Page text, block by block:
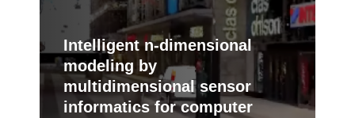
Intelligent n-dimensional
modeling by
multidimensional sensor
informatics for computer